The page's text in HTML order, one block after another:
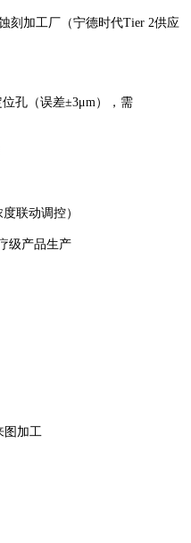
刻加工厂（宁德时代Tier 2供应
孔（误差±3μm），需
联动调控）
级产品生产
图加工